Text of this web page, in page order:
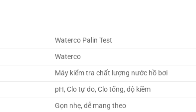
Waterco Palin Test
Waterco
Máy kiểm tra chất lượng nước hồ bơi
pH, Clo tự do, Clo tổng, độ kiềm
Gọn nhẹ, dễ mang theo